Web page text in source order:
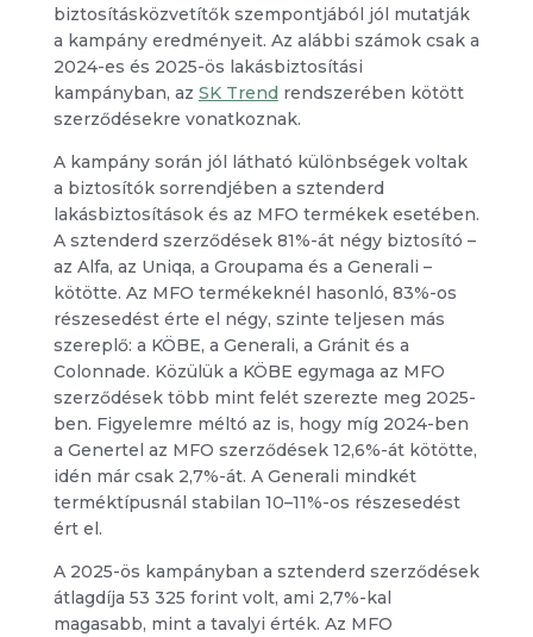
biztosításközvetítők szempontjából jól mutatják
a kampány eredményeit. Az alábbi számok csak a
2024-es és 2025-ös lakásbiztosítási
kampányban, az SK Trend rendszerében kötött
szerződésekre vonatkoznak.
A kampány során jól látható különbségek voltak
a biztosítók sorrendjében a sztenderd
lakásbiztosítások és az MFO termékek esetében.
A sztenderd szerződések 81%-át négy biztosító –
az Alfa, az Uniqa, a Groupama és a Generali –
kötötte. Az MFO termékeknél hasonló, 83%-os
részesedést érte el négy, szinte teljesen más
szereplő: a KÖBE, a Generali, a Gránit és a
Colonnade. Közülük a KÖBE egymaga az MFO
szerződések több mint felét szerezte meg 2025-
ben. Figyelemre méltó az is, hogy míg 2024-ben
a Genertel az MFO szerződések 12,6%-át kötötte,
idén már csak 2,7%-át. A Generali mindkét
terméktípusnál stabilan 10–11%-os részesedést
ért el.
A 2025-ös kampányban a sztenderd szerződések
átlagdíja 53 325 forint volt, ami 2,7%-kal
magasabb, mint a tavalyi érték. Az MFO